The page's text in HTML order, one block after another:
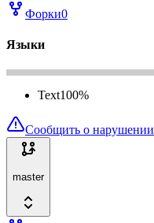
Форки0
Языки
Text100%
Сообщить о нарушении
master